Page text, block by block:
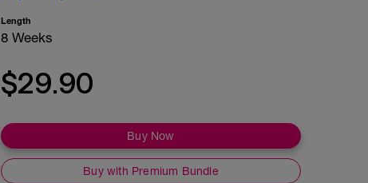
Length
8 Weeks
$29.90
Buy Now
Buy with Premium Bundle